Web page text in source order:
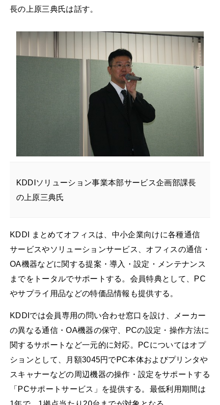
長の上原三典氏は話す。
KDDIソリューション事業本部サービス企画部課長
の上原三典氏
KDDI まとめてオフィスは、中小企業向けに各種通信
サービスやソリューションサービス、オフィスの通信・
OA機器などに関する提案・導入・設定・メンテナンス
までをトータルでサポートする。会員特典として、PC
やサプライ用品などの特価品情報も提供する。
KDDIでは会員専用の問い合わせ窓口を設け、メーカー
の異なる通信・OA機器の保守、PCの設定・操作方法に
関するサポートなど一元的に対応。PCについてはオプ
ションとして、月額3045円でPC本体およびプリンタや
スキャナーなどの周辺機器の操作・設定をサポートする
「PCサポートサービス」を提供する。最低利用期間は